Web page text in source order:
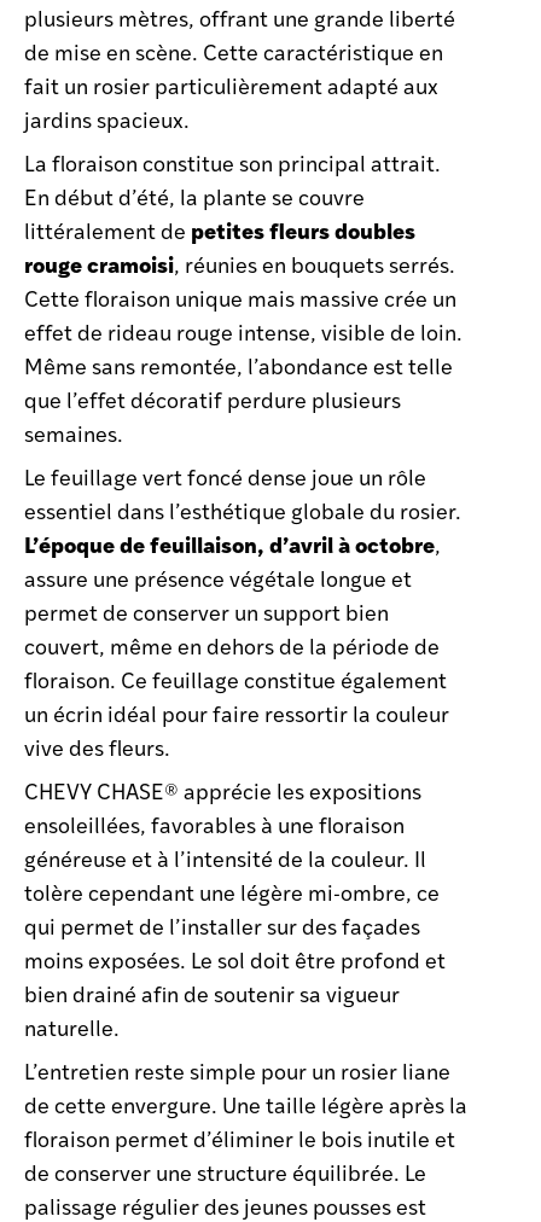
plusieurs mètres, offrant une grande liberté
de mise en scène. Cette caractéristique en
fait un rosier particulièrement adapté aux
jardins spacieux.
La floraison constitue son principal attrait.
En début d’été, la plante se couvre
littéralement de petites fleurs doubles
rouge cramoisi, réunies en bouquets serrés.
Cette floraison unique mais massive crée un
effet de rideau rouge intense, visible de loin.
Même sans remontée, l’abondance est telle
que l’effet décoratif perdure plusieurs
semaines.
Le feuillage vert foncé dense joue un rôle
essentiel dans l’esthétique globale du rosier.
L’époque de feuillaison, d’avril à octobre,
assure une présence végétale longue et
permet de conserver un support bien
couvert, même en dehors de la période de
floraison. Ce feuillage constitue également
un écrin idéal pour faire ressortir la couleur
vive des fleurs.
CHEVY CHASE® apprécie les expositions
ensoleillées, favorables à une floraison
généreuse et à l’intensité de la couleur. Il
tolère cependant une légère mi-ombre, ce
qui permet de l’installer sur des façades
moins exposées. Le sol doit être profond et
bien drainé afin de soutenir sa vigueur
naturelle.
L’entretien reste simple pour un rosier liane
de cette envergure. Une taille légère après la
floraison permet d’éliminer le bois inutile et
de conserver une structure équilibrée. Le
palissage régulier des jeunes pousses est